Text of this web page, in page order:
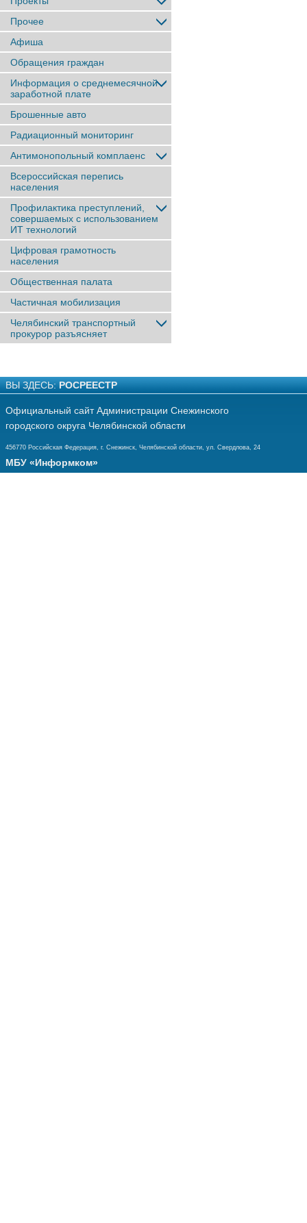
Прочее
Афиша
Обращения граждан
Информация о среднемесячной
заработной плате
Брошенные авто
Радиационный мониторинг
Антимонопольный комплаенс
Всероссийская перепись
населения
Профилактика преступлений,
совершаемых с использованием
ИТ технологий
Цифровая грамотность
населения
Общественная палата
Частичная мобилизация
Челябинский транспортный
прокурор разъясняет
ВЫ ЗДЕСЬ: РОСРЕЕСТР
Официальный сайт Администрации Снежинского
городского округа Челябинской области
456770 Российская Федерация, г. Снежинск, Челябинской области, ул. Свердлова, 24
МБУ «Информком»